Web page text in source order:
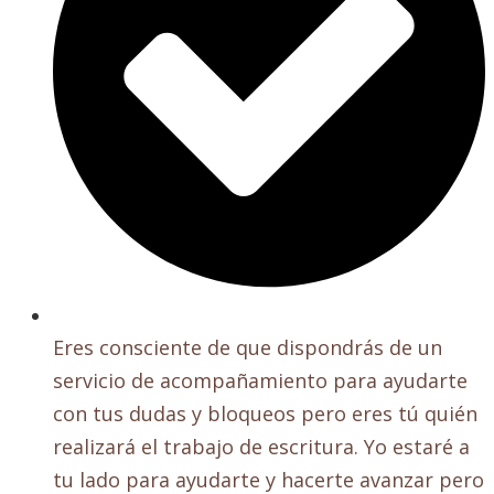
Eres consciente de que dispondrás de un
servicio de acompañamiento para ayudarte
con tus dudas y bloqueos pero eres tú quién
realizará el trabajo de escritura. Yo estaré a
tu lado para ayudarte y hacerte avanzar pero